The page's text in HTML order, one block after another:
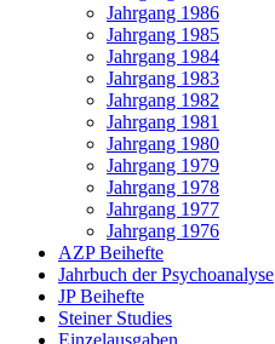
Jahrgang 1986
Jahrgang 1985
Jahrgang 1984
Jahrgang 1983
Jahrgang 1982
Jahrgang 1981
Jahrgang 1980
Jahrgang 1979
Jahrgang 1978
Jahrgang 1977
Jahrgang 1976
AZP Beihefte
Jahrbuch der Psychoanalyse
JP Beihefte
Steiner Studies
Einzelausgaben